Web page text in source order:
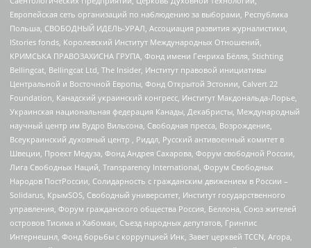
Европейская сеть организаций по наблюдению за выборами, Республика
Польша, СВОБОДНЫЙ ИДЕЛЬ-УРАЛ, Ассоциация развития журналистики,
IStories fonds, Королевский Институт Международных Отношений,
КРИМСЬКА ПРАВОЗАХИСНА ГРУПА, Фонд имени Генриха Бёлля, Stichting
Bellingcat, Bellingcat Ltd, The Insider, Институт правовой инициативы
Центральной и Восточной Европы, Фонд Открытой Эстонии, Calvert 22
Foundation, Канадский украинский конгресс, Институт Макдональда-Лорье,
Украинская национальная федерация Канады, Декабристы, Международный
научный центр им Вудро Вильсона, Свободная пресса, Возрождение,
Всеукраинский духовный центр , Риддл, Русский антивоенный комитет в
Швеции, Проект Медуза, Фонд Андрея Сахарова, Форум свободной России,
Лига Свободных Наций, Transparеncy International, Форум Свободных
Народов ПостРоссии, Солидарность с гражданским движением в России –
Solidarus, КрымSOS, Свободный университет, Институт государственного
управления, Форум гражданского общества Россия, Беллона, Союз жителей
островов Тисима и Хабомаи, Съезд народных депутатов, Гринпис
Интернешнл, Фонд борьбы с коррупцией Инк, Завет церквей TCCN, Агора,